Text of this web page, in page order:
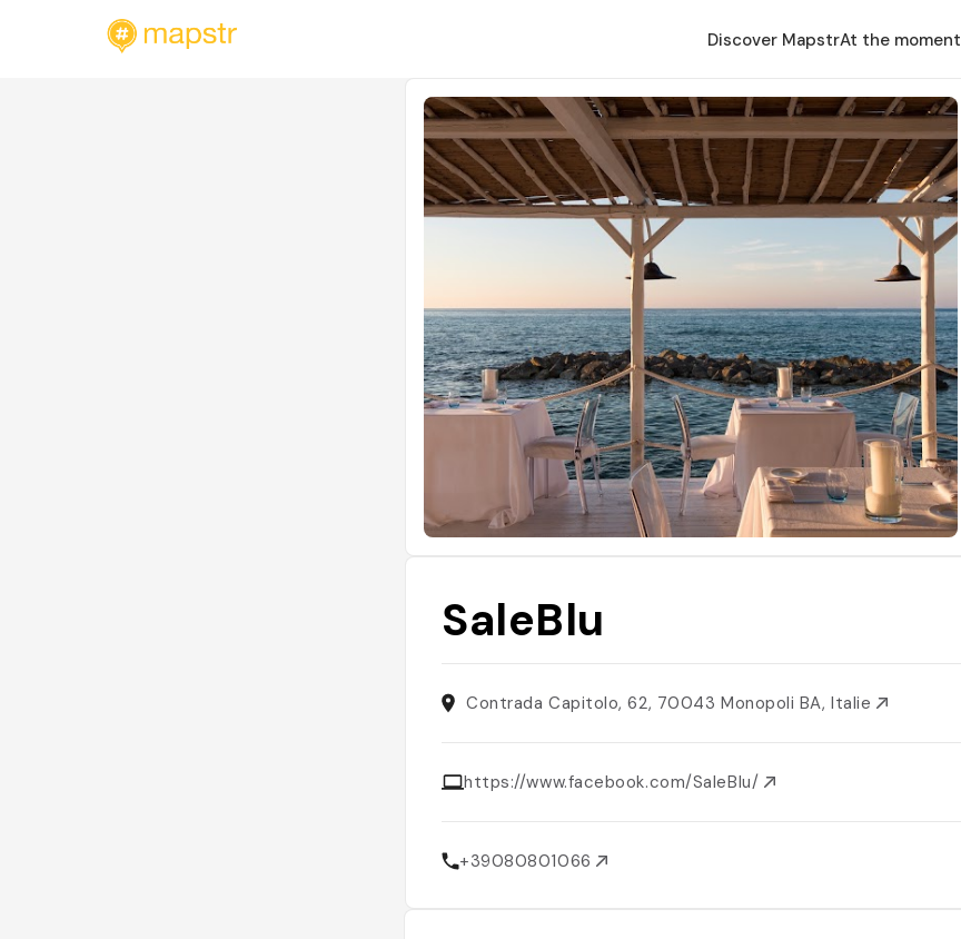
Discover MapstrAt the moment
SaleBlu
Contrada Capitolo, 62, 70043 Monopoli BA, Italie
https://www.facebook.com/SaleBlu/
+39080801066